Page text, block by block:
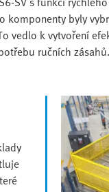
komponenty byly
vedlo k vytvoření
ručních